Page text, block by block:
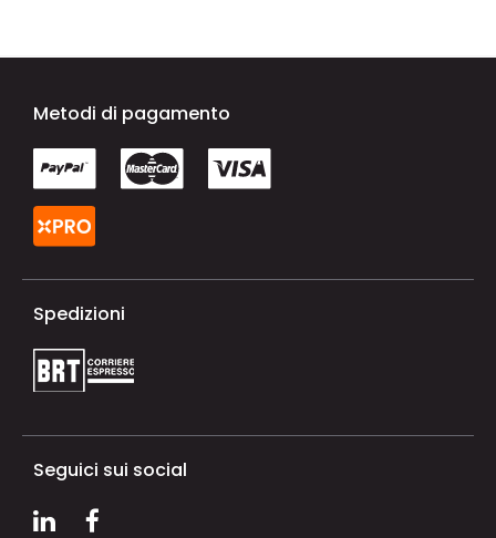
Metodi di pagamento
Spedizioni
Seguici sui social